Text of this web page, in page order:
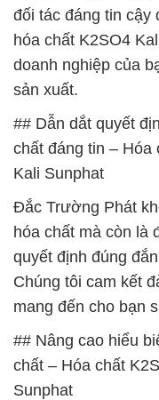
đối tác đáng tin cậy
hóa chất K2SO4
doanh nghiệp của
sản xuất.
## Dẫn dắt quyết
chất đáng tin – Hóa
Kali Sunphat
Đắc Trường Phát
hóa chất mà còn là
quyết định đúng
Chúng tôi cam kết
mang đến cho bạn
## Nâng cao hiểu
chất – Hóa chất
Sunphat